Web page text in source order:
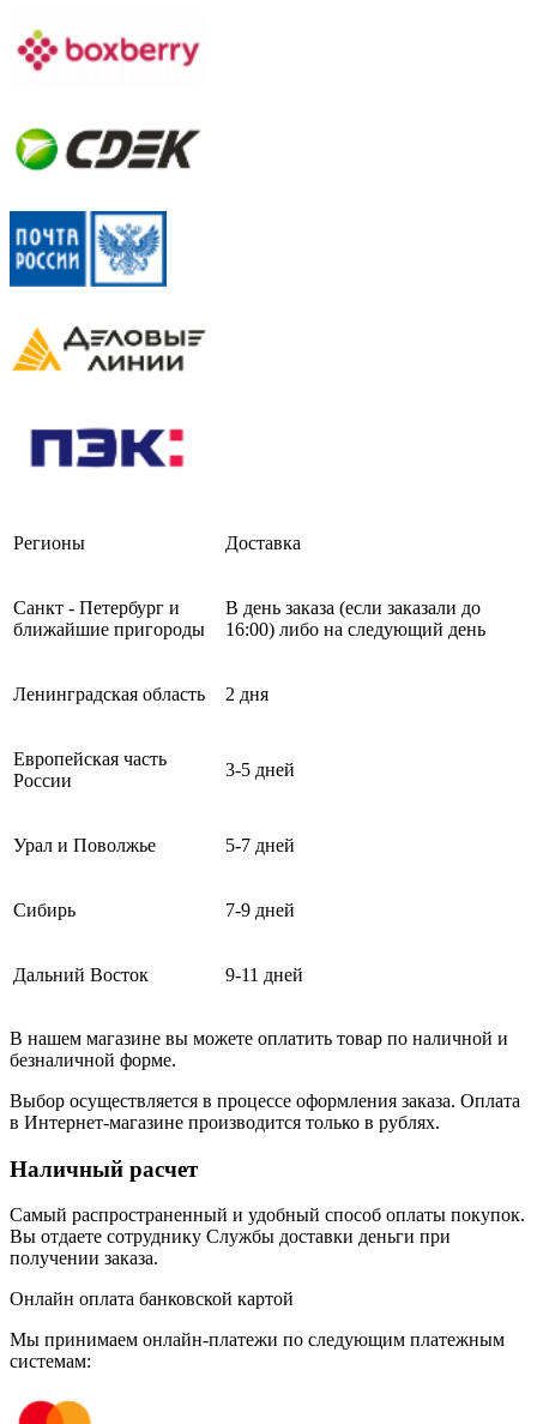
Регионы Доставка
Санкт - Петербург и
ближайшие пригороды
В день заказа (если заказали до
16:00) либо на следующий день
Ленинградская область 2 дня
Европейская часть
России
3-5 дней
Урал и Поволжье 5-7 дней
Сибирь 7-9 дней
Дальний Восток 9-11 дней
В нашем магазине вы можете оплатить товар по наличной и
безналичной форме.
Выбор осуществляется в процессе оформления заказа. Оплата
в Интернет-магазине производится только в рублях.
Наличный расчет
Самый распространенный и удобный способ оплаты покупок.
Вы отдаете сотруднику Службы доставки деньги при
получении заказа.
Онлайн оплата банковской картой
Мы принимаем онлайн-платежи по cледующим платежным
системам: